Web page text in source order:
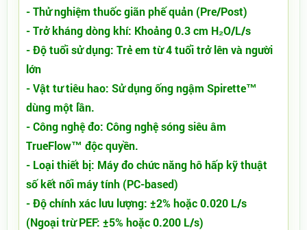
- Thử nghiệm thuốc giãn phế quản (Pre/Post)
- Trở kháng dòng khí: Khoảng 0.3 cm H₂O/L/s
- Độ tuổi sử dụng: Trẻ em từ 4 tuổi trở lên và người
lớn
- Vật tư tiêu hao: Sử dụng ống ngậm Spirette™
dùng một lần.
- Công nghệ đo: Công nghệ sóng siêu âm
TrueFlow™ độc quyền.
- Loại thiết bị: Máy đo chức năng hô hấp kỹ thuật
số kết nối máy tính (PC-based)
- Độ chính xác lưu lượng: ±2% hoặc 0.020 L/s
(Ngoại trừ PEF: ±5% hoặc 0.200 L/s)